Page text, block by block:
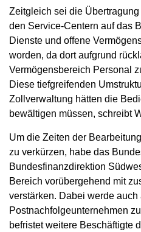
Zeitgleich sei die
den Service-Centern auf das
Dienste und offene
worden, da dort aufgrund
Vermögensbereich Personal
Diese tiefgreifenden
Zollverwaltung hätten die
bewältigen müssen, schreibt
Um die Zeiten der
zu verkürzen, habe das
Bundesfinanzdirektion
Bereich vorübergehend mit
verstärken. Dabei werde
Postnachfolgeunternehmen
befristet weitere Beschäftigte